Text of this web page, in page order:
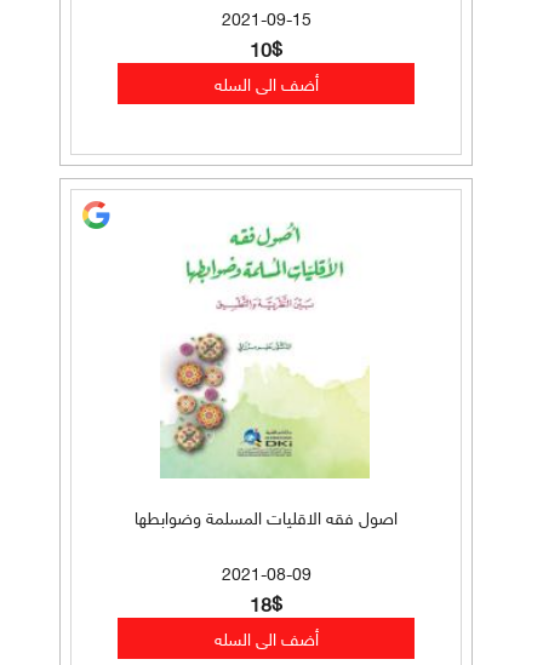
2021-09-15
10$
اصول فقه الاقليات المسلمة وضوابطها
2021-08-09
18$